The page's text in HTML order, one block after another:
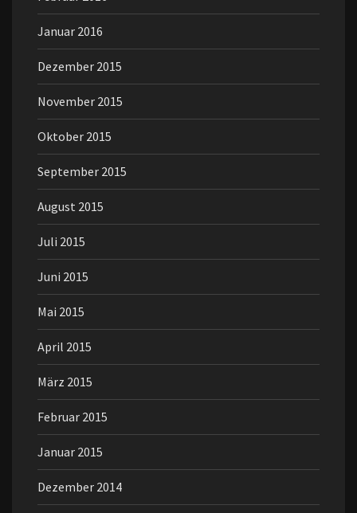
Januar 2016
Dezember 2015
November 2015
Oktober 2015
September 2015
August 2015
Juli 2015
Juni 2015
Mai 2015
April 2015
März 2015
Februar 2015
Januar 2015
Dezember 2014